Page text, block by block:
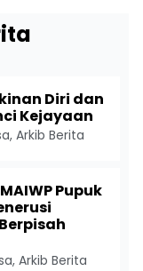
Diri dan
Kejayaan
, Arkib Berita
Pupuk
, Arkib Berita